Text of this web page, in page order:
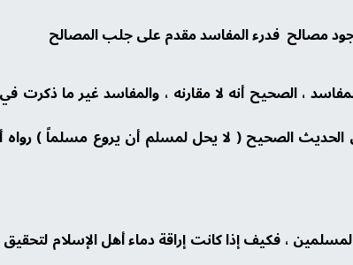
مصالح فدرء المفاسد مقدم على جلب المصالح
، الصحيح أنه لا مقارنه ، والمفاسد غير ما ذكرت في
الصحيح ( لا يحل لمسلم أن يروع مسلماً ) رواه
، فكيف إذا كانت إراقة دماء أهل الإسلام